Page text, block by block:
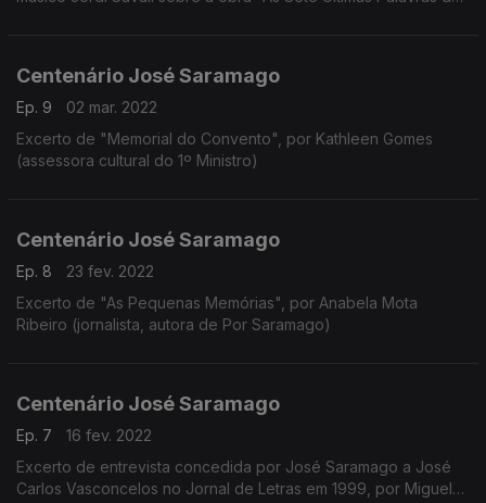
Centenário José Saramago
Ep. 9
02 mar. 2022
Excerto de "Memorial do Convento", por Kathleen Gomes
(assessora cultural do 1º Ministro)
Centenário José Saramago
Ep. 8
23 fev. 2022
Excerto de "As Pequenas Memórias", por Anabela Mota
Ribeiro (jornalista, autora de Por Saramago)
Centenário José Saramago
Ep. 7
16 fev. 2022
Excerto de entrevista concedida por José Saramago a José
Carlos Vasconcelos no Jornal de Letras em 1999, por Miguel